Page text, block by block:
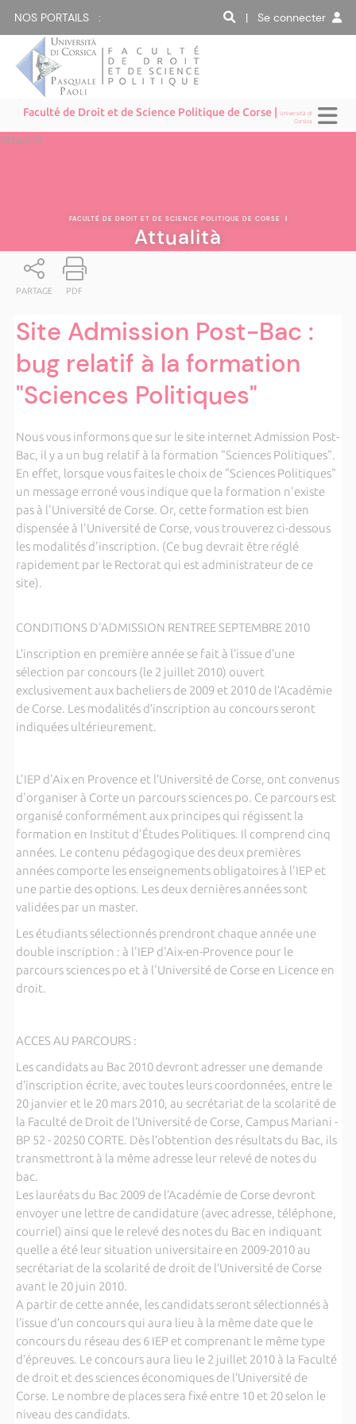
NOS PORTAILS : | Se connecter
Faculté de Droit et de Science Politique de Corse |Università di
Corsica
Attualità
FACULTÉ DE DROIT ET DE SCIENCE POLITIQUE DE CORSE |
Attualità
PARTAGE PDF
Site Admission Post-Bac :
bug relatif à la formation
"Sciences Politiques"
Nous vous informons que sur le site internet Admission Post-
Bac, il y a un bug relatif à la formation "Sciences Politiques".
En effet, lorsque vous faites le choix de "Sciences Politiques"
un message erroné vous indique que la formation n'existe
pas à l'Université de Corse. Or, cette formation est bien
dispensée à l'Université de Corse, vous trouverez ci-dessous
les modalités d'inscription. (Ce bug devrait être réglé
rapidement par le Rectorat qui est administrateur de ce
site).
CONDITIONS D'ADMISSION RENTREE SEPTEMBRE 2010
L’inscription en première année se fait à l’issue d’une
sélection par concours (le 2 juillet 2010) ouvert
exclusivement aux bacheliers de 2009 et 2010 de l’Académie
de Corse. Les modalités d’inscription au concours seront
indiquées ultérieurement.
L'IEP d'Aix en Provence et l’Université de Corse, ont convenus
d'organiser à Corte un parcours sciences po. Ce parcours est
organisé conformément aux principes qui régissent la
formation en Institut d'Études Politiques. Il comprend cinq
années. Le contenu pédagogique des deux premières
années comporte les enseignements obligatoires à l'IEP et
une partie des options. Les deux dernières années sont
validées par un master.
Les étudiants sélectionnés prendront chaque année une
double inscription : à l'IEP d'Aix-en-Provence pour le
parcours sciences po et à l'Université de Corse en Licence en
droit.
ACCES AU PARCOURS :
Les candidats au Bac 2010 devront adresser une demande
d’inscription écrite, avec toutes leurs coordonnées, entre le
20 janvier et le 20 mars 2010, au secrétariat de la scolarité de
la Faculté de Droit de l’Université de Corse, Campus Mariani -
BP 52 - 20250 CORTE. Dès l’obtention des résultats du Bac, ils
transmettront à la même adresse leur relevé de notes du
bac.
Les lauréats du Bac 2009 de l’Académie de Corse devront
envoyer une lettre de candidature (avec adresse, téléphone,
courriel) ainsi que le relevé des notes du Bac en indiquant
quelle a été leur situation universitaire en 2009-2010 au
secrétariat de la scolarité de droit de l’Université de Corse
avant le 20 juin 2010.
A partir de cette année, les candidats seront sélectionnés à
l’issue d’un concours qui aura lieu à la même date que le
concours du réseau des 6 IEP et comprenant le même type
d’épreuves. Le concours aura lieu le 2 juillet 2010 à la Faculté
de droit et des sciences économiques de l’Université de
Corse. Le nombre de places sera fixé entre 10 et 20 selon le
niveau des candidats.